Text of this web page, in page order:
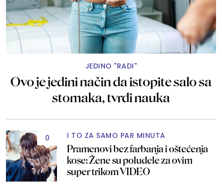
JEDINO "RADI"
Ovo je jedini način da istopite salo sa
stomaka, tvrdi nauka
0 I TO ZA SAMO PAR MINUTA
Pramenovi bez farbanja i oštećenja
kose: Žene su poludele za ovim
super trikom VIDEO